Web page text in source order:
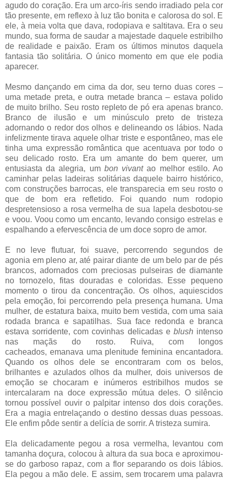
agudo do coração. Era um arco-íris sendo irradiado pela cor
tão presente, em reflexo à luz tão bonita e calorosa do sol. E
ele, à meia volta que dava, rodopiava e saltitava. Era o seu
mundo, sua forma de saudar a majestade daquele estribilho
de realidade e paixão. Eram os últimos minutos daquela
fantasia tão solitária. O único momento em que ele podia
aparecer.
Mesmo dançando em cima da dor, seu terno duas cores –
uma metade preta, e outra metade branca – estava polido
de muito brilho. Seu rosto repleto de pó era apenas branco.
Branco de ilusão e um minúsculo preto de tristeza
adornando o redor dos olhos e delineando os lábios. Nada
infelizmente tirava aquele olhar triste e espontâneo, mas ele
tinha uma expressão romântica que acentuava por todo o
seu delicado rosto. Era um amante do bem querer, um
entusiasta da alegria, um bon vivantao melhor estilo. Ao
caminhar pelas ladeiras solitárias daquele bairro histórico,
com construções barrocas, ele transparecia em seu rosto o
que de bom era refletido. Foi quando num rodopio
despretensioso a rosa vermelha de sua lapela desbotou-se
e voou. Voou como um encanto, levando consigo estrelas e
espalhando a efervescência de um doce sopro de amor.
E no leve flutuar, foi suave, percorrendo segundos de
agonia em pleno ar, até pairar diante de um belo par de pés
brancos, adornados com preciosas pulseiras de diamante
no tornozelo, fitas douradas e coloridas. Esse pequeno
momento o tirou da concentração. Os olhos, aquiescidos
pela emoção, foi percorrendo pela presença humana. Uma
mulher, de estatura baixa, muito bem vestida, com uma saia
rodada branca e sapatilhas. Sua face redonda e branca
estava sorridente, com covinhas delicadas e blush intenso
nas maçãs do rosto. Ruiva, com longos
cacheados, emanava uma plenitude feminina encantadora.
Quando os olhos dele se encontraram com os belos,
brilhantes e azulados olhos da mulher, dois universos de
emoção se chocaram e inúmeros estribilhos mudos se
intercalaram na doce expressão mútua deles. O silêncio
tornou possível ouvir o palpitar intenso dos dois corações.
Era a magia entrelaçando o destino dessas duas pessoas.
Ele enfim pôde sentir a delícia de sorrir. A tristeza sumira.
Ela delicadamente pegou a rosa vermelha, levantou com
tamanha doçura, colocou à altura da sua boca e aproximou-
se do garboso rapaz, com a flor separando os dois lábios.
Ela pegou a mão dele. E assim, sem trocarem uma palavra